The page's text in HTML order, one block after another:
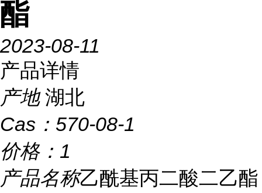
酯
2023-08-11
产品详情
产地 湖北
Cas： 570-08-1
价格： 1
产品名称乙酰基丙二酸二乙酯